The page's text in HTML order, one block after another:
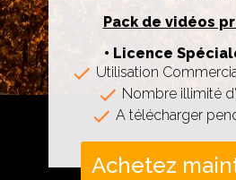
Pack de vidéos
• Licence
Utilisation
Nombre illimité
A télécharger
Achetez